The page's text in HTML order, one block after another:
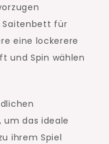
Saitenbett für
eine lockerere
und Spin wählen
um das ideale
ihrem Spiel